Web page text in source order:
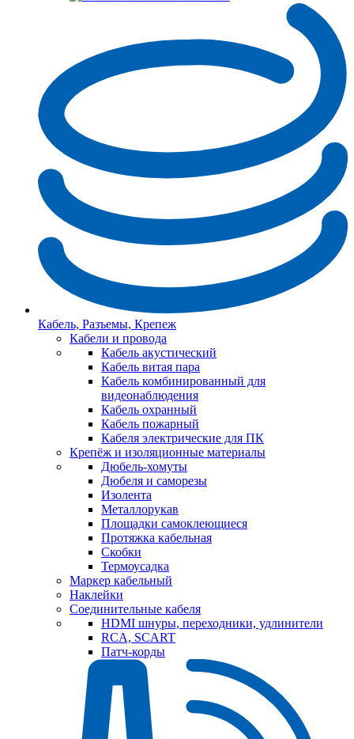
Кабель, Разъемы, Крепеж
Кабели и провода
Кабель акустический
Кабель витая пара
Кабель комбинированный для
видеонаблюдения
Кабель охранный
Кабель пожарный
Кабеля электрические для ПК
Крепёж и изоляционные материалы
Дюбель-хомуты
Дюбеля и саморезы
Изолента
Металлорукав
Площадки самоклеющиеся
Протяжка кабельная
Скобки
Термоусадка
Маркер кабельный
Наклейки
Соединительные кабеля
HDMI шнуры, переходники, удлинители
RCA, SCART
Патч-корды